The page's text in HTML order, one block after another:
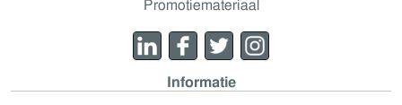
Promotiemateriaal
Informatie